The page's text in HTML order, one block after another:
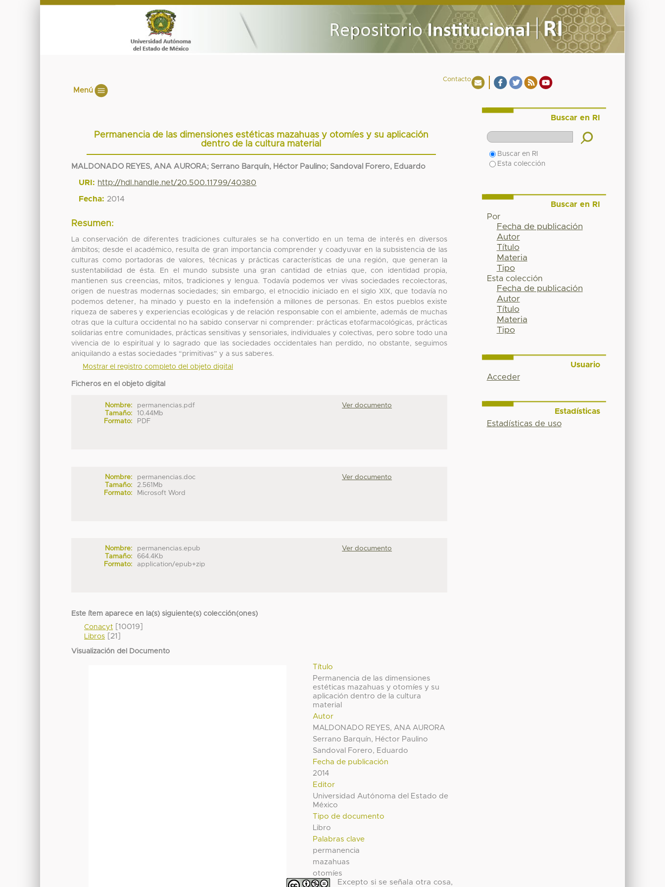
Contacto
Menú
Permanencia de las dimensiones estéticas mazahuas y otomíes y su aplicación
dentro de la cultura material
MALDONADO REYES, ANA AURORA; Serrano Barquín, Héctor Paulino; Sandoval Forero, Eduardo
URI: http://hdl.handle.net/20.500.11799/40380
Fecha: 2014
Resumen:
La conservación de diferentes tradiciones culturales se ha convertido en un tema de interés en diversos
ámbitos; desde el académico, resulta de gran importancia comprender y coadyuvar en la subsistencia de las
culturas como portadoras de valores, técnicas y prácticas características de una región, que generan la
sustentabilidad de ésta. En el mundo subsiste una gran cantidad de etnias que, con identidad propia,
mantienen sus creencias, mitos, tradiciones y lengua. Todavía podemos ver vivas sociedades recolectoras,
origen de nuestras modernas sociedades; sin embargo, el etnocidio iniciado en el siglo XIX, que todavía no
podemos detener, ha minado y puesto en la indefensión a millones de personas. En estos pueblos existe
riqueza de saberes y experiencias ecológicas y de relación responsable con el ambiente, además de muchas
otras que la cultura occidental no ha sabido conservar ni comprender: prácticas etofarmacológicas, prácticas
solidarias entre comunidades, prácticas sensitivas y sensoriales, individuales y colectivas, pero sobre todo una
vivencia de lo espiritual y lo sagrado que las sociedades occidentales han perdido, no obstante, seguimos
aniquilando a estas sociedades “primitivas” y a sus saberes.
Mostrar el registro completo del objeto digital
Ficheros en el objeto digital
Nombre:
permanencias.pdf
Tamaño:
10.44Mb
Formato:
PDF
Ver documento
Nombre:
permanencias.doc
Tamaño:
2.561Mb
Formato:
Microsoft Word
Ver documento
Nombre:
permanencias.epub
Tamaño:
664.4Kb
Formato:
application/epub+zip
Ver documento
Este ítem aparece en la(s) siguiente(s) colección(ones)
Conacyt [10019]
Libros [21]
Visualización del Documento
Título
Permanencia de las dimensiones
estéticas mazahuas y otomíes y su
aplicación dentro de la cultura
material
Autor
MALDONADO REYES, ANA AURORA
Serrano Barquín, Héctor Paulino
Sandoval Forero, Eduardo
Fecha de publicación
2014
Editor
Universidad Autónoma del Estado de
México
Tipo de documento
Libro
Palabras clave
permanencia
mazahuas
otomíes
Excepto si se señala otra cosa,
Buscar en RI
Buscar en RI
Esta colección
Buscar en RI
Por
Fecha de publicación
Autor
Título
Materia
Tipo
Esta colección
Fecha de publicación
Autor
Título
Materia
Tipo
Usuario
Acceder
Estadísticas
Estadísticas de uso